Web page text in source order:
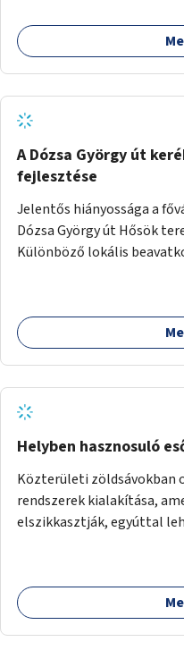
A Dózsa György út
fejlesztése
Jelentős hiányossága a
Dózsa György út Hősök
Különböző lokális
teljes körű, komplex
Helyben hasznosuló
Közterületi zöldsávokban
rendszerek kialakítása,
elszikkasztják, egyúttal